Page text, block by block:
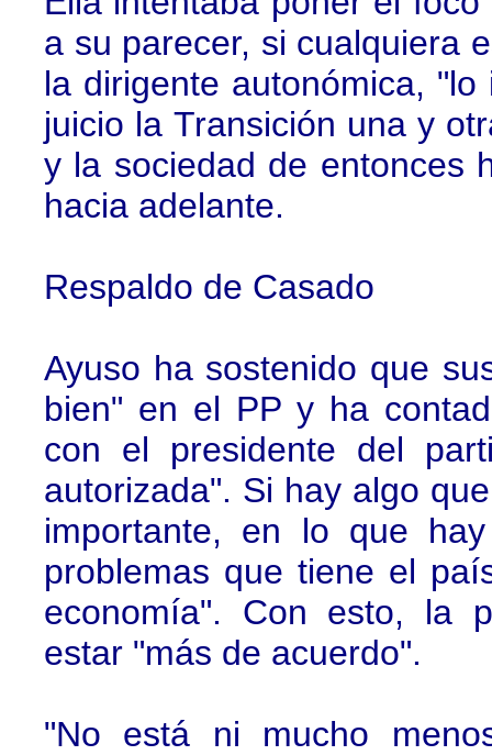
a su parecer, si cualquiera
la dirigente autonómica,
juicio la Transición una y
y la sociedad de entonces
hacia adelante.
Respaldo de Casado
Ayuso ha sostenido que
bien" en el PP y ha
con el presidente del
autorizada". Si hay algo
importante, en lo que
problemas que tiene el
economía". Con esto, la
estar "más de acuerdo".
"No está ni mucho